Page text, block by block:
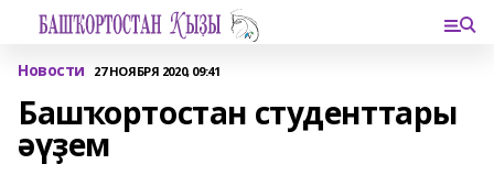
Новости 27 НОЯБРЯ 2020, 09:41
Башҡортостан студенттары
әүҙем